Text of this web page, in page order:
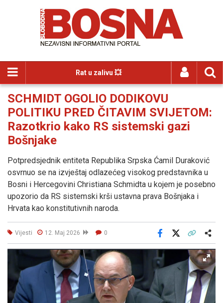
Rat u zalivu 💥
SCHMIDT OGOLIO DODIKOVU
POLITIKU PRED ČITAVIM SVIJETOM:
Razotkrio kako RS sistemski gazi
Bošnjake
Potpredsjednik entiteta Republika Srpska Ćamil Duraković
osvrnuo se na izvještaj odlazećeg visokog predstavnika u
Bosni i Hercegovini Christiana Schmidta u kojem je posebno
upozorio da RS sistemski krši ustavna prava Bošnjaka i
Hrvata kao konstitutivnih naroda.
Vijesti 12. Maj 2026 0
Facebook